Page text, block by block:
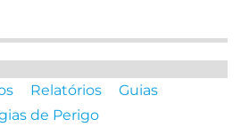
Relatórios
Guias
de Perigo